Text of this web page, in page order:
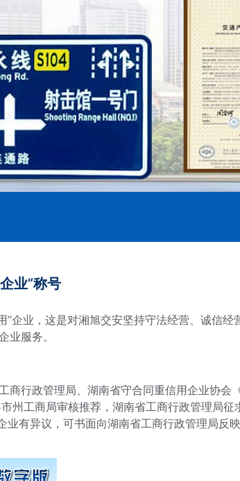
业”称号
”企业，这是对湘旭交安坚持守法经营、诚信经
业服务。
商行政管理局、湖南省守合同重信用企业协会
州工商局审核推荐，湖南省工商行政管理局征
有异议，可书面向湖南省工商行政管理局反